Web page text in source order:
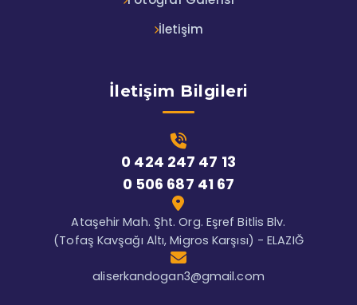
İletişim
İletişim Bilgileri
0 424 247 47 13
0 506 687 41 67
Ataşehir Mah. Şht. Org. Eşref Bitlis Blv.
(Tofaş Kavşağı Altı, Migros Karşısı) - ELAZIĞ
aliserkandogan3@gmail.com